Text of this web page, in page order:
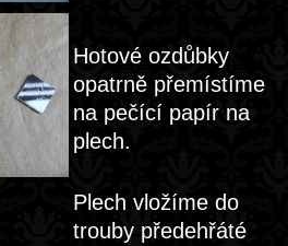
Hotové ozdůbky
opatrně přemístíme
na pečící papír na
plech.
Plech vložíme do
trouby předehřáté